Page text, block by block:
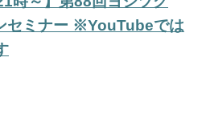
セミナー ※YouTubeでは